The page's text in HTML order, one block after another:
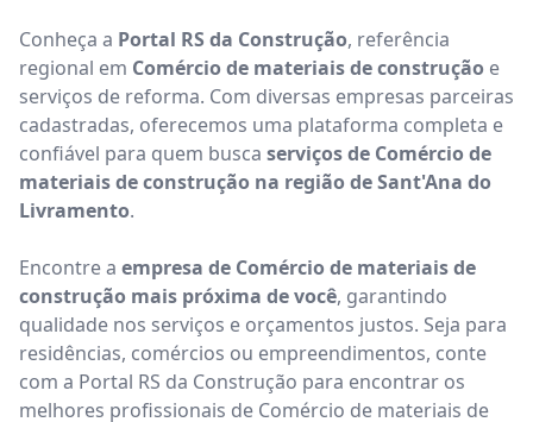
Conheça a Portal RS da Construção, referência
regional em Comércio de materiais de construção e
serviços de reforma. Com diversas empresas parceiras
cadastradas, oferecemos uma plataforma completa e
confiável para quem busca serviços de Comércio de
materiais de construção na região de Sant'Ana do
Livramento.
Encontre a empresa de Comércio de materiais de
construção mais próxima de você, garantindo
qualidade nos serviços e orçamentos justos. Seja para
residências, comércios ou empreendimentos, conte
com a Portal RS da Construção para encontrar os
melhores profissionais de Comércio de materiais de